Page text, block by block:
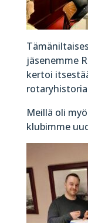
jäsenemme
kertoi
Meillä oli
klubimme